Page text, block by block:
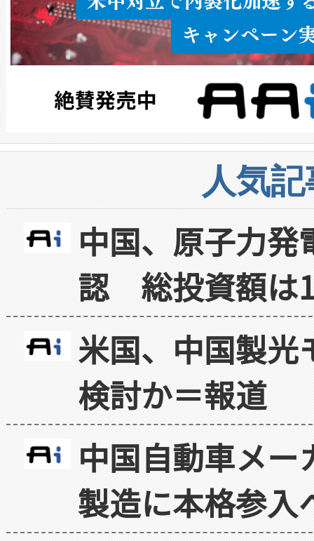
人気
中国、原子力
認 総投資額は
米国、中国製光
検討か＝報道
中国自動車メ
製造に本格参入